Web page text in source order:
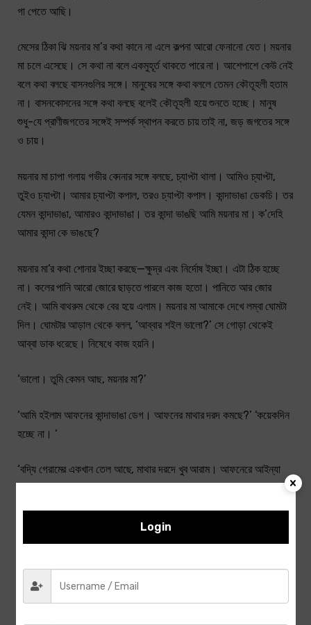
গা পেতে আছি।
মেসের ঠিকা ঝি ময়নার মা’র কথা কানে না এলে কল্পনা আরো ফেনানো যেত। ময়নার
মা চলে এসেছে। সে কথা না বলে একমুহূর্ত থাকতে পারে না। আশেপাশে কেউ নেই
বলে কথা বলছে বাসনগুলির সঙ্গে। মানুষের সঙ্গে কথা বললে তেমন কৌতূহলী হতাম
না। বাসনকোসনের সঙ্গে কথা বলছে বলেই কৌতূহলী হয়ে শুনতে হচ্ছে। মানুষ
শুধু-যে প্রাণীজগতের সঙ্গেই সম্পর্ক স্থাপন করতে চায় তাই না, জড় জগতের সঙ্গে
ও চায়।
ময়নার মা চাপা গলায় গভীর বেদনার সঙ্গে বলছে, চ্যাপ্টা থালা। আমিও চ্যাপ্টা,
তুইও চ্যাপ্টা। আমার চ্যাপ্টা কপাল, তরও চ্যাপ্টা কপাল। কান্দাভাঙা ডেকচি। তর
যেমন কান্দাভাঙা, আমারও কান্দাভাঙা। তর কান্দা ভাঙছি আমি ময়নার মা। ক’দেহি
আমার কান্দা কে ভাঙছে?
ময়নার মা’র কথা শোনার ইচ্ছা করছে—ক্ষুদ্র এবং নির্দোষ ইচ্ছা। এটা ঠিক হচ্ছে
না। কলের পানি আরো জোরে ছাড়তে পারলে কাজ হতো। পানিতে আর জোর
নেই। আমি বাথরুম থেকে বের হয়ে এলাম। ময়নার মা আমাকে দেখে লম্বা ঘোমটা
দিল। ঘোমটার আড়াল থেকে বলল, ‘আব্বার শইল ভালো?’ সে গোড়া থেকেই
আব্বা ডাক ধরেছে। নিষেধে কাজ হয়নি।
‘ভালো। তুমি কেমন আছ, ময়নার মা?’
‘আমি হইলাম আফনের কান্দাভাঙা ডেগ। আফনের মাথার দরদ কমছে?’ ‘কয়েকদিন
হচ্ছে না। ‘
‘বদ্যি গেরামের একখান তেল আছে, মাথার দরদে খুব আরাম। আফনেরে আইন্যা
Login